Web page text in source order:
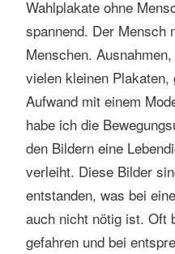
Wahlplakate ohne
spannend. Der Mensch
Menschen.
vielen kleinen
Aufwand mit einem
habe ich die
den Bildern eine
verleiht. Diese Bilder
entstanden, was bei
auch nicht nötig ist. Oft
gefahren und bei